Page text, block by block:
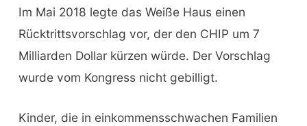
Im Mai 2018 legte das Weiße Haus einen
Rücktrittsvorschlag vor, der den CHIP um 7
Milliarden Dollar kürzen würde. Der Vorschlag
wurde vom Kongress nicht gebilligt.
Kinder, die in einkommensschwachen Familien